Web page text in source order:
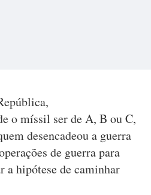
o míssil ser de A, B ou C,
desencadeou a guerra
de guerra para
a hipótese de caminhar